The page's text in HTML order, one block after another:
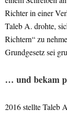
Richter in einer
Taleb A. drohte,
Richtern“ zu
Grundgesetz sei
… und bekam
2016 stellte Taleb